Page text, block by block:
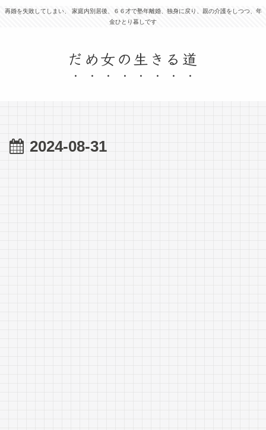
再婚を失敗してしまい、 家庭内別居後、６６才で塾年離婚、独身に戻り、親の介護をしつつ、年
金ひとり暮しです
だめ女の生きる道
2024-08-31